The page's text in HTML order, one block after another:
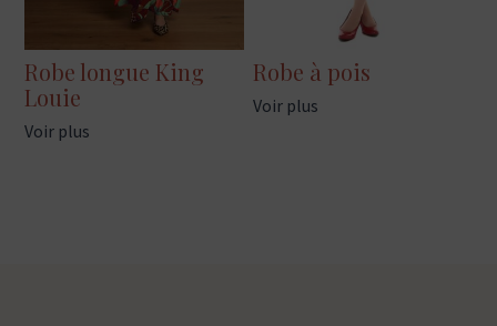
Robe longue King
Louie
Voir plus
Robe à pois
Voir plus